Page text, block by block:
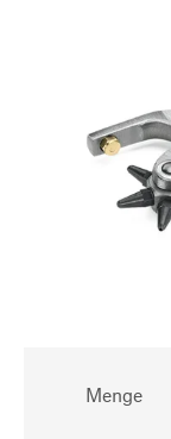
Menge